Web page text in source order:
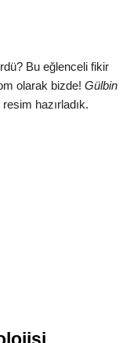
Bu eğlenceli fikir
olarak bizde!Gülbin
hazırladık.